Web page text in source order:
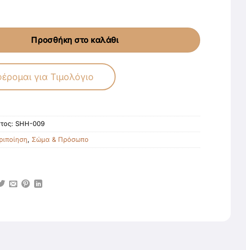
Αντιγήρανση με Βιολογικό Πορτοκάλι & Ουρία ποσότητα
Προσθήκη στο καλάθι
για Τιμολόγιο
SHH-009
, Σώμα & Πρόσωπο